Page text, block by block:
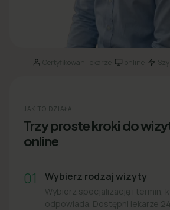
Certyfikowani lekarze· online·
JAK TO DZIAŁA
Trzy proste kroki do
online
01 Wybierz rodzaj wizyty
Wybierz specjalizację i termin,
odpowiada. Dostępni lekarze